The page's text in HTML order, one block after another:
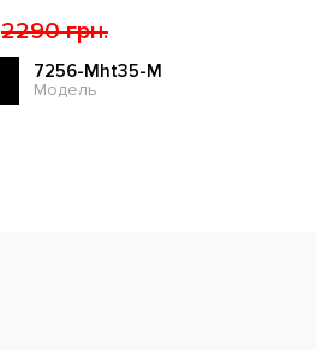
2290 грн.
7256-Mht35-M
Модель